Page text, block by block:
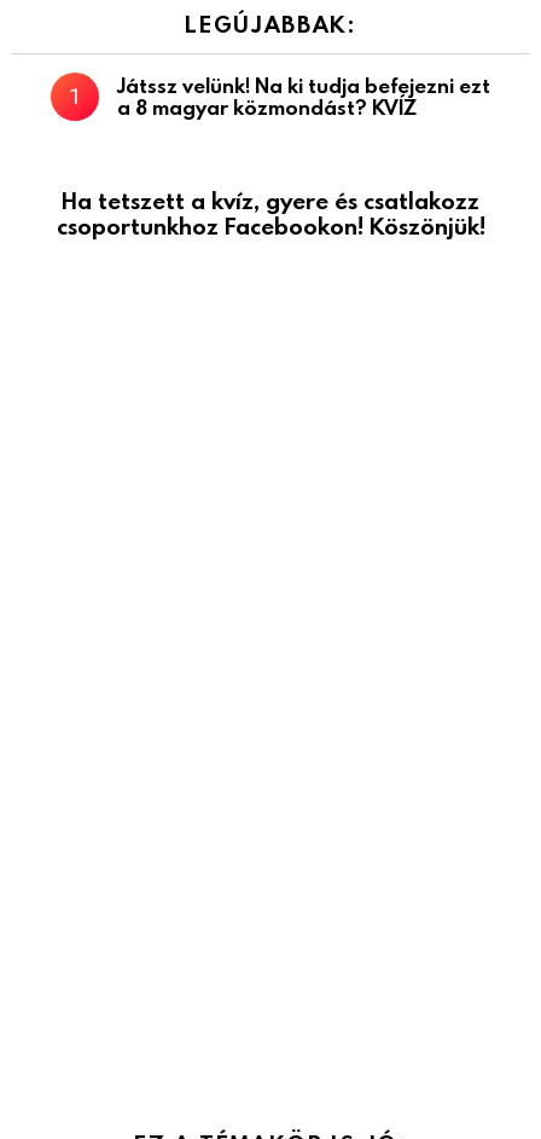
LEGÚJABBAK:
Játssz velünk! Na ki tudja befejezni ezt
a 8 magyar közmondást? KVÍZ
Ha tetszett a kvíz, gyere és csatlakozz
csoportunkhoz Facebookon! Köszönjük!